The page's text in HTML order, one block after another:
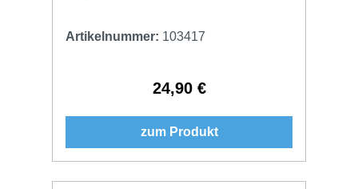
Artikelnummer: 103417
Regulärer Preis:
24,90 €
zum Produkt